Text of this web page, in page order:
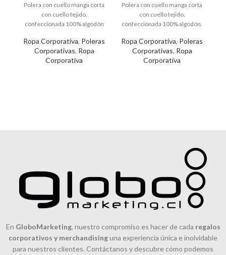
Ropa Corporativa, Poleras
Corporativas, Ropa
Corporativa
Polera con cuello manga corta
con cuello tejido,
confeccionada 100% algodón
Ropa Corporativa, Poleras
Corporativas, Ropa
Corporativa
Polera con cuello manga corta
con cuello tejido,
confeccionada 100% algodón.
En GloboMarketing, nuestro compromiso es hacer de cada regalos
corporativos y merchandisinguna experiencia única e inolvidable
para nuestros clientes. Contáctanos y descubre cómo podemos